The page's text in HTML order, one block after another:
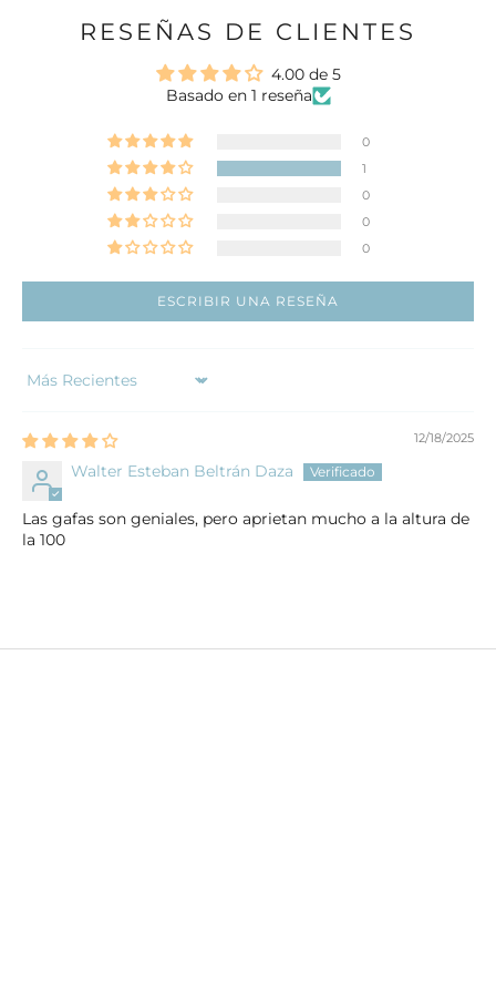
RESEÑAS DE CLIENTES
4.00 de 5
Basado en 1 reseña
0
1
0
0
0
ESCRIBIR UNA RESEÑA
Sort by
12/18/2025
Walter Esteban Beltrán Daza
Las gafas son geniales, pero aprietan mucho a la altura de
la 100